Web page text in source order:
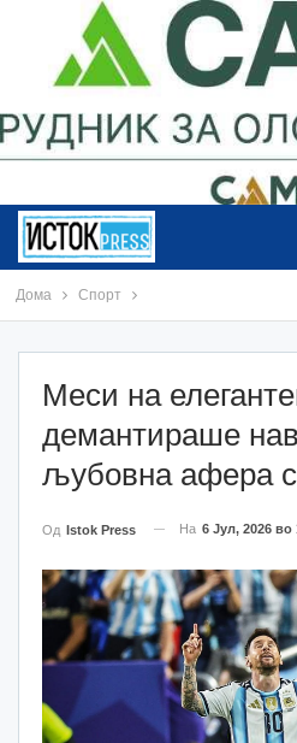
Дома Спорт
Меси на
демантираше
љубовна афера
Од Istok Press На 6 Јул, 2026 во